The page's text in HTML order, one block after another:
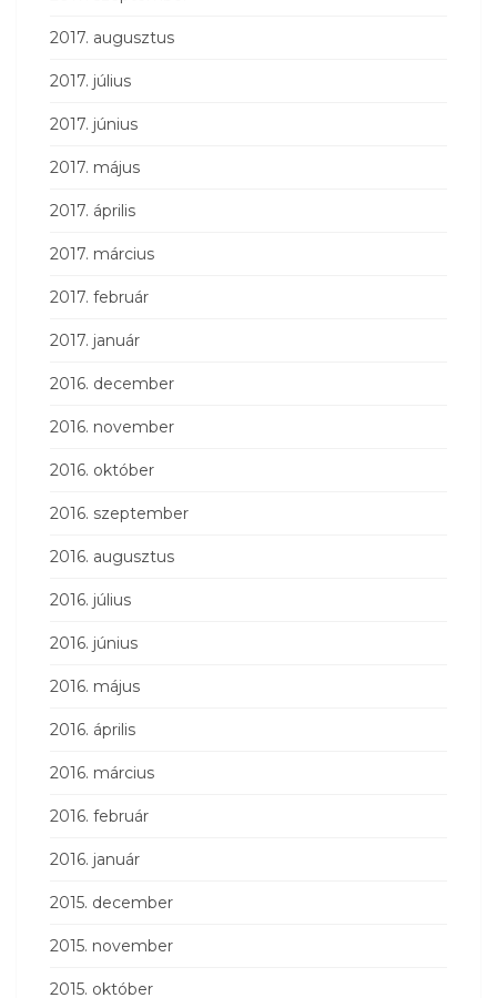
2017. augusztus
2017. július
2017. június
2017. május
2017. április
2017. március
2017. február
2017. január
2016. december
2016. november
2016. október
2016. szeptember
2016. augusztus
2016. július
2016. június
2016. május
2016. április
2016. március
2016. február
2016. január
2015. december
2015. november
2015. október